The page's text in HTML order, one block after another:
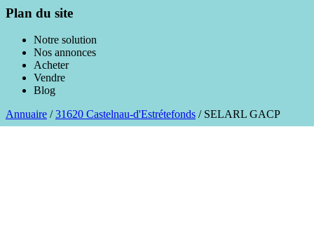
Plan du site
Notre solution
Nos annonces
Acheter
Vendre
Blog
Annuaire / 31620 Castelnau-d'Estrétefonds / SELARL GACP